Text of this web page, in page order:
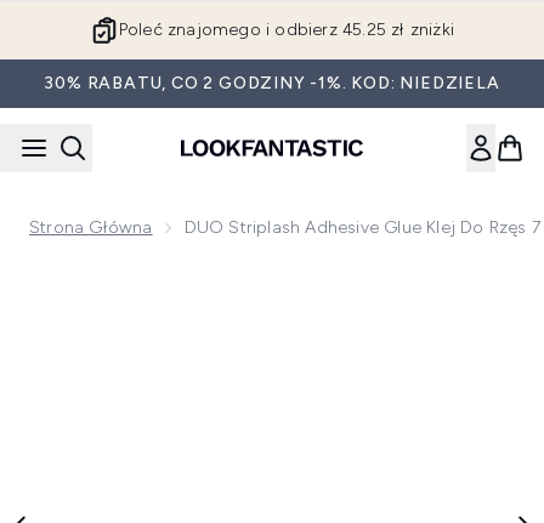
Poleć znajomego i odbierz 45.25 zł zniżki
30% RABATU, CO 2 GODZINY -1%. KOD: NIEDZIELA
Strona Główna DUO Striplash Adhesive Glue Klej Do Rzęs